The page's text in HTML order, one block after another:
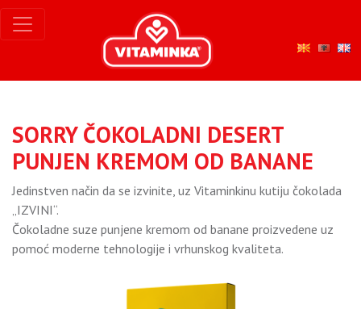
SORRY ČOKOLADNI DESERT
PUNJEN KREMOM OD BANANE
Jedinstven način da se izvinite, uz Vitaminkinu kutiju čokolada
„IZVINI“.
Čokoladne suze punjene kremom od banane proizvedene uz
pomoć moderne tehnologije i vrhunskog kvaliteta.